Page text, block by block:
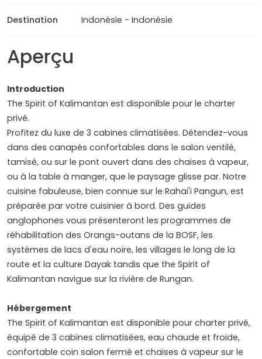
Destination Indonésie - Indonésie
Aperçu
Introduction
The Spirit of Kalimantan est disponible pour le charter
privé.
Profitez du luxe de 3 cabines climatisées. Détendez-vous
dans des canapés confortables dans le salon ventilé,
tamisé, ou sur le pont ouvert dans des chaises à vapeur,
ou à la table à manger, que le paysage glisse par. Notre
cuisine fabuleuse, bien connue sur le Rahai'i Pangun, est
préparée par votre cuisinier à bord. Des guides
anglophones vous présenteront les programmes de
réhabilitation des Orangs-outans de la BOSF, les
systèmes de lacs d'eau noire, les villages le long de la
route et la culture Dayak tandis que the Spirit of
Kalimantan navigue sur la rivière de Rungan.
Hébergement
The Spirit of Kalimantan est disponible pour charter privé,
équipé de 3 cabines climatisées, eau chaude et froide,
confortable coin salon fermé et chaises à vapeur sur le